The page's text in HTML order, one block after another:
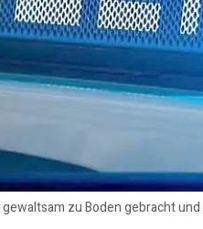
zu Boden gebracht